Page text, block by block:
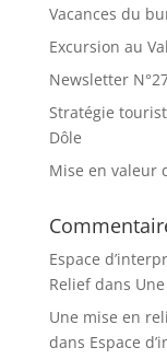
Vacances du
Excursion au
Newsletter
Stratégie
Dôle
Mise en valeur
Espace
Reliefdans
Une mise en
dans Espace